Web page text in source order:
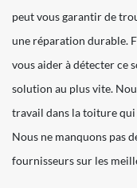
peut vous garantir de
une réparation durable.
vous aider à détecter ce
solution au plus vite.
travail dans la toiture qui
Nous ne manquons pas
fournisseurs sur les